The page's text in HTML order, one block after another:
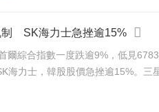
SK海力士急挫逾15%
海力士，韓股股價急挫逾15%。三